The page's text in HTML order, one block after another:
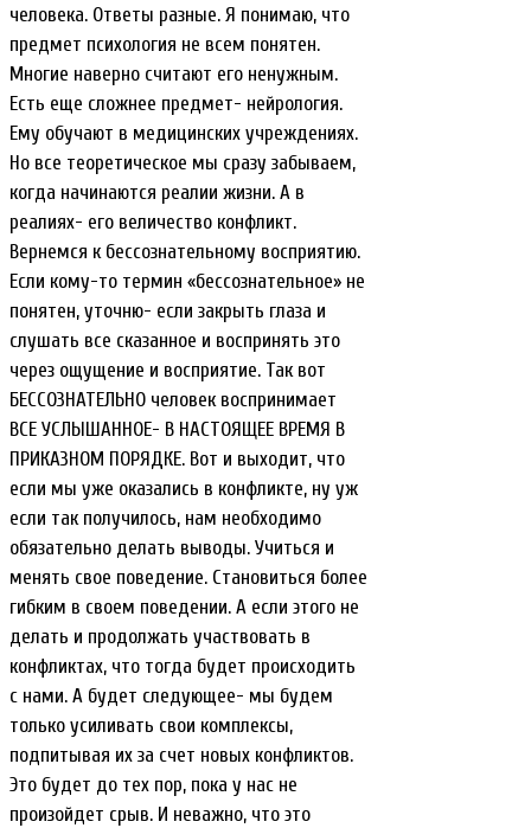
человека. Ответы разные. Я понимаю, что
предмет психология не всем понятен.
Многие наверно считают его ненужным.
Есть еще сложнее предмет- нейрология.
Ему обучают в медицинских учреждениях.
Но все теоретическое мы сразу забываем,
когда начинаются реалии жизни. А в
реалиях- его величество конфликт.
Вернемся к бессознательному восприятию.
Если кому-то термин «бессознательное» не
понятен, уточню- если закрыть глаза и
слушать все сказанное и воспринять это
через ощущение и восприятие. Так вот
БЕССОЗНАТЕЛЬНО человек воспринимает
ВСЕ УСЛЫШАННОЕ- В НАСТОЯЩЕЕ ВРЕМЯ В
ПРИКАЗНОМ ПОРЯДКЕ. Вот и выходит, что
если мы уже оказались в конфликте, ну уж
если так получилось, нам необходимо
обязательно делать выводы. Учиться и
менять свое поведение. Становиться более
гибким в своем поведении. А если этого не
делать и продолжать участвовать в
конфликтах, что тогда будет происходить
с нами. А будет следующее- мы будем
только усиливать свои комплексы,
подпитывая их за счет новых конфликтов.
Это будет до тех пор, пока у нас не
произойдет срыв. И неважно, что это